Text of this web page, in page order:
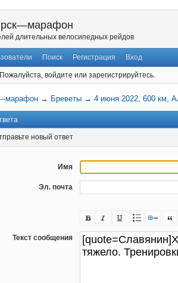
длительных велосипедных рейдов
Поиск Регистрация Вход
Пожалуйста, войдите или зарегистрируйтесь.
→ Бреветы →4 июня 2022, 600 км,
новый ответ
Имя
Эл. почта
Текст сообщения